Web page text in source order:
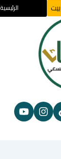
بيت الرئيسية